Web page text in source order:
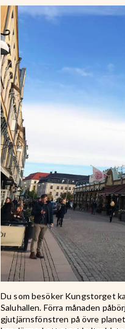
Du som besöker Kungstorget
Saluhallen. Förra månaden
gjutjärnsfönstren på övre